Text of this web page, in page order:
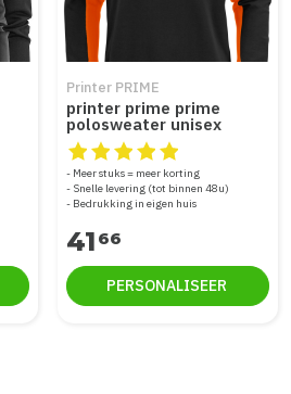
Printer PRIME
printer prime prime
polosweater unisex
2262060
De beoordeling van dit
Meer stuks = meer korting
Snelle levering (tot binnen 48u)
Bedrukking in eigen huis
41 66
PERSONALISEER